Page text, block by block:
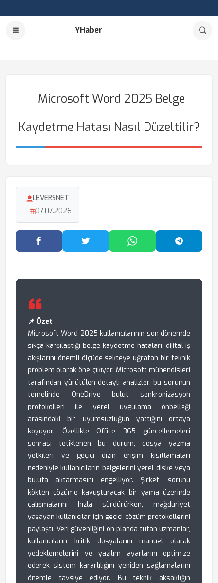
YHaber
Microsoft Word 2025 Belge
Kaydetme Hatası Nasıl Düzeltilir?
LEVERSNET
07.07.2026
Facebook'ta PaylaşTwitter'da PaylaşWhatsApp'ta Paylaş
📌 Özet
Microsoft Word 2025 kullanıcılarının son dönemde
sıkça karşılaştığı belge kaydetme hataları, dijital iş
akışlarını önemli ölçüde sekteye uğratan bir teknik
problem olarak öne çıkıyor. Microsoft mühendisleri
tarafından yürütülen detaylı analizler, bu sorunun
temelinde OneDrive bulut senkronizasyon
protokolleri ile yerel uygulama önbelleği
arasındaki bir uyumsuzluğun yattığını ortaya
koyuyor. Özellikle Office 365 güncellemeleri
sonrası tetiklenen bu durum, dosya yazma
yetkileri ve geçici dizin erişim kısıtlamaları
nedeniyle kullanıcıların belgelerini yerel diske veya
buluta aktarmasını engelliyor. Şirket, sorunu
kökten çözüme kavuşturacak bir yama üzerinde
çalışmalarını hızla sürdürürken, mağduriyet
yaşayan kullanıcılar için geçici çözüm protokollerini
paylaştı. Veri güvenliğini ön planda tutan uzmanlar,
kullanıcıların kritik dosyalarını manuel olarak
yedeklemelerini ve yazılım ayarlarını optimize
ederek sistem kararlılığını yeniden sağlamalarını
önemle tavsiye ediyor. Bu teknik aksaklığın